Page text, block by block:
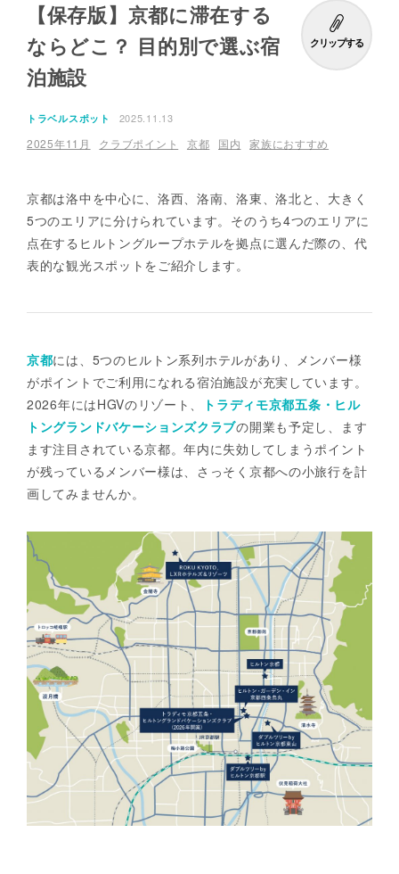
【保存版】京都に滞在する
ならどこ？ 目的別で選ぶ宿
泊施設
クリップする
トラベルスポット 2025.11.13
2025年11月 クラブポイント 京都 国内 家族におすすめ
京都は洛中を中心に、洛西、洛南、洛東、洛北と、大きく
5つのエリアに分けられています。そのうち4つのエリアに
点在するヒルトングループホテルを拠点に選んだ際の、代
表的な観光スポットをご紹介します。
京都には、5つのヒルトン系列ホテルがあり、メンバー様
がポイントでご利用になれる宿泊施設が充実しています。
2026年にはHGVのリゾート、
トラディモ京都五条・ヒル
トングランドバケーションズクラブの開業も予定し、ます
ます注目されている京都。年内に失効してしまうポイント
が残っているメンバー様は、さっそく京都への小旅行を計
画してみませんか。